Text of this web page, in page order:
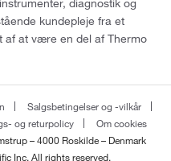
diagnostik og
kundepleje fra et
af at være en del af Thermo
Salgsbetingelser og -vilkår
og returpolicy
Om cookies
– 4000 Roskilde – Denmark
Inc. All rights reserved.